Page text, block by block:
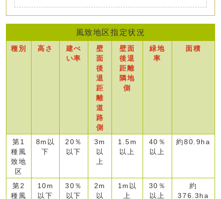
風致地区指定状況
種別 高さ
建ぺ
い率
壁
面
後
退
距
離
道
路
側
壁面
後退
距離
隣地
側
緑地
率
面積
第1
種風
致地
区
8m以
下
20％
以下
3m
以
上
1.5m
以上
40％
以上
約80.9ha
第2
種風
10m
以下
30％
以下
2m
以
1m以
上
30％
以上
約
376.3ha